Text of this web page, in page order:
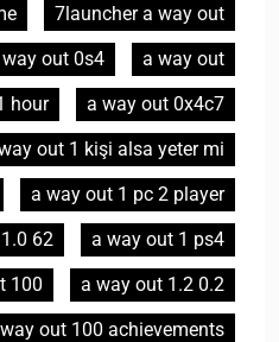
7launcher a way out
a way out
out 0s4
a way out 0x4c7
hour
out 1 kişi alsa yeter mi
a way out 1 pc 2 player
a way out 1 ps4
62
a way out 1.2 0.2
100
out 100 achievements